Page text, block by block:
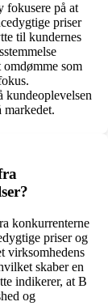
fokusere på at
priser
til kundernes
som
konkurrenterne
priser og
virksomhedens
skaber en
indikerer, at B
og